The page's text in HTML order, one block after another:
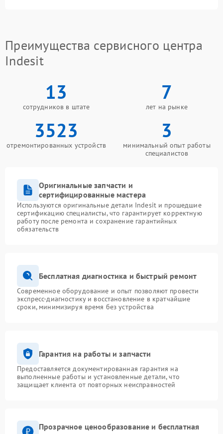
Преимущества сервисного центра
Indesit
13
сотрудников в штате
7
лет на рынке
3523
отремонтированных устройств
3
минимальный опыт работы
специалистов
Оригинальные запчасти и
сертифицированные мастера
Используются оригинальные детали Indesit и прошедшие
сертификацию специалисты, что гарантирует корректную
работу после ремонта и сохранение гарантийных
обязательств
Бесплатная диагностика и быстрый ремонт
Современное оборудование и опыт позволяют провести
экспресс-диагностику и восстановление в кратчайшие
сроки, минимизируя время без устройства
Гарантия на работы и запчасти
Предоставляется документированная гарантия на
выполненные работы и установленные детали, что
защищает клиента от повторных неисправностей
Прозрачное ценообразование и бесплатная